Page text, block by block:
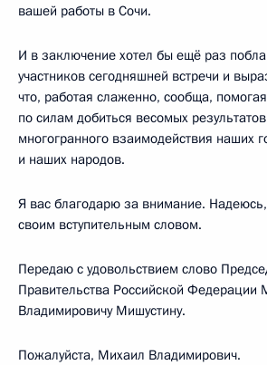
вашей работы в Сочи.
И в заключение хотел бы ещё раз
участников сегодняшней встречи и
что, работая слаженно, сообща, помогая
по силам добиться весомых
многогранного взаимодействия наших
и наших народов.
Я вас благодарю за внимание.
своим вступительным словом.
Передаю с удовольствием слово
Правительства Российской Федерации
Владимировичу Мишустину.
Пожалуйста, Михаил Владимирович.